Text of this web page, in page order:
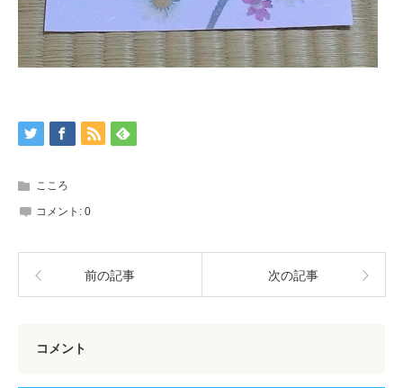
こころ
コメント: 0
前の記事 次の記事
コメント